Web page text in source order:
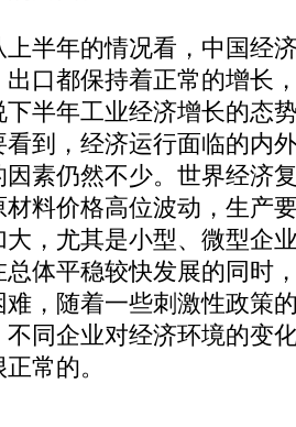
年的情况看，中国经
口都保持着正常的增长
半年工业经济增长的态
到，经济运行面临的内
素仍然不少。世界经济
材料价格高位波动，生产
，尤其是小型、微型企
体平稳较快发展的同时
，随着一些刺激性政策
同企业对经济环境的变
常的。